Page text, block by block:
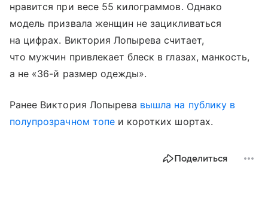
нравится при весе 55 килограммов. Однако
модель призвала женщин не зацикливаться
на цифрах. Виктория Лопырева считает,
что мужчин привлекает блеск в глазах, манкость,
а не «36-й размер одежды».
Ранее Виктория Лопырева вышла на публику в
полупрозрачном топеи коротких шортах.
Поделиться